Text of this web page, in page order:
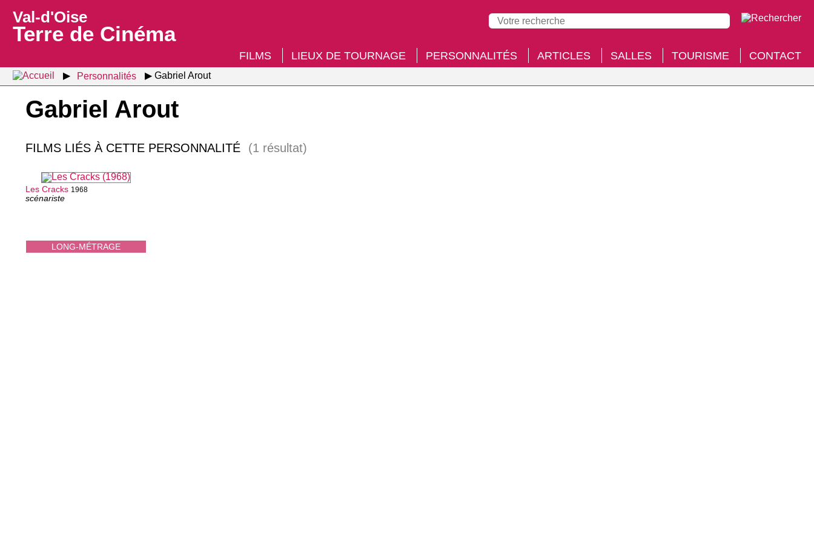
Val-d'Oise
Terre de Cinéma
FILMS LIEUX DE TOURNAGE PERSONNALITÉS ARTICLES SALLES TOURISME CONTACT
Personnalités Gabriel Arout
Gabriel Arout
FILMS LIÉS À CETTE PERSONNALITÉ (1 résultat)
LONG-MÉTRAGE
Les Cracks 1968
scénariste